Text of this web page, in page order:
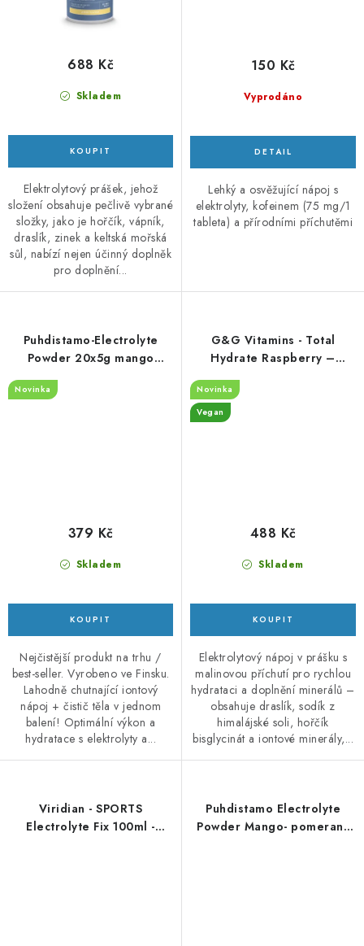
Skladem
688 Kč
Elektrolytový prášek, jehož
složení obsahuje pečlivě vybrané
složky, jako je hořčík, vápník,
draslík, zinek a keltská mořská
sůl, nabízí nejen účinný doplněk
pro doplnění...
Vyprodáno
150 Kč
Lehký a osvěžující nápoj s
elektrolyty, kofeinem (75 mg/1
tableta) a přírodními příchutěmi
Puhdistamo-Electrolyte
Powder 20x5g mango
Novinka
Skladem
379 Kč
Nejčistější produkt na trhu /
best-seller. Vyrobeno ve Finsku.
Lahodně chutnající iontový
nápoj + čistič těla v jednom
balení! Optimální výkon a
hydratace s elektrolyty a...
G&G Vitamins - Total
Hydrate Raspberry –
Novinka
Vegan
Skladem
488 Kč
Elektrolytový nápoj v prášku s
malinovou příchutí pro rychlou
hydrataci a doplnění minerálů –
obsahuje draslík, sodík z
himalájské soli, hořčík
bisglycinát a iontové minerály,...
Viridian - SPORTS
Electrolyte Fix 100ml -
Puhdistamo Electrolyte
Powder Mango- pomeranč